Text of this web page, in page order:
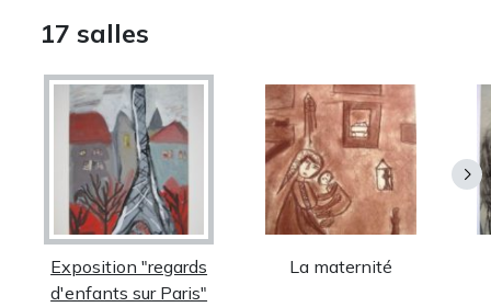
17 salles
Exposition "regards
d'enfants sur Paris"
La maternité